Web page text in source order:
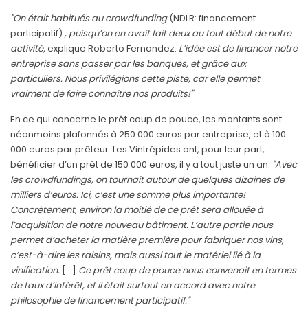
"On était habitués au crowdfunding(NDLR: financement
participatif) , puisqu’on en avait fait deux au tout début de notre
activité,explique Roberto Fernandez. L’idée est de financer notre
entreprise sans passer par les banques, et grâce aux
particuliers. Nous privilégions cette piste, car elle permet
vraiment de faire connaître nos produits!"
En ce qui concerne le prêt coup de pouce, les montants sont
néanmoins plafonnés à 250 000 euros par entreprise, et à 100
000 euros par prêteur. Les Vintrépides ont, pour leur part,
bénéficier d’un prêt de 150 000 euros, il y a tout juste un an. "Avec
les crowdfundings, on tournait autour de quelques dizaines de
milliers d’euros. Ici, c’est une somme plus importante!
Concrètement, environ la moitié de ce prêt sera allouée à
l’acquisition de notre nouveau bâtiment. L’autre partie nous
permet d’acheter la matière première pour fabriquer nos vins,
c’est-à-dire les raisins, mais aussi tout le matériel lié à la
vinification. […] Ce prêt coup de pouce nous convenait en termes
de taux d’intérêt, et il était surtout en accord avec notre
philosophie de financement participatif."